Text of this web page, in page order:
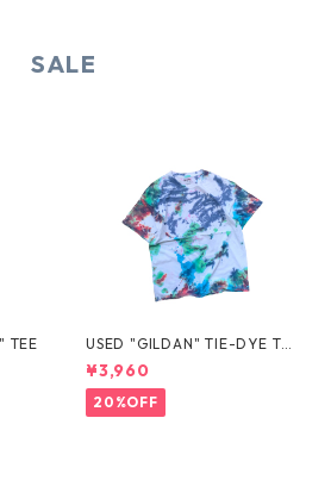
SALE
TEE
USED "GILDAN" TIE-DYE TE
E
¥3,960
20%OFF